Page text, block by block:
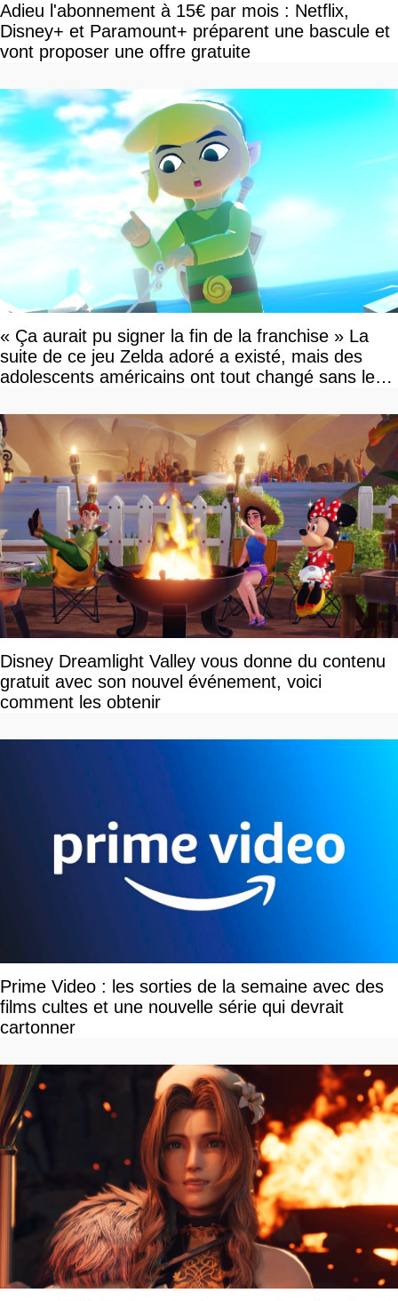
Adieu l'abonnement à 15€ par mois : Netflix,
Disney+ et Paramount+ préparent une bascule et
vont proposer une offre gratuite
« Ça aurait pu signer la fin de la franchise » La
suite de ce jeu Zelda adoré a existé, mais des
adolescents américains ont tout changé sans le
Disney Dreamlight Valley vous donne du contenu
gratuit avec son nouvel événement, voici
comment les obtenir
Prime Video : les sorties de la semaine avec des
films cultes et une nouvelle série qui devrait
cartonner